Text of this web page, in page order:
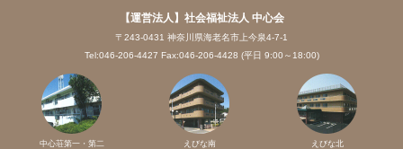
【運営法人】社会福祉法人 中心会
〒243-0431 神奈川県海老名市上今泉4-7-1
Tel:046-206-4427 Fax:046-206-4428 (平日 9:00～18:00)
中心荘第一・第二
えびな南
えびな北